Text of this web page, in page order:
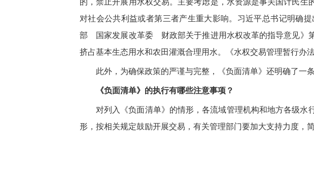
对社会公共利益或者第三者产生重大影响。习近平总书记明确
部 国家发展改革委 财政部关于推进用水权改革的指导意见》
挤占基本生态用水和农田灌溉合理用水。《水权交易管理暂行办
此外，为确保政策的严谨与完整，《负面清单》还明确了一
《负面清单》的执行有哪些注意事项？
对列入《负面清单》的情形，各流域管理机构和地方各级
形，按相关规定鼓励开展交易，有关管理部门要加大支持力度，